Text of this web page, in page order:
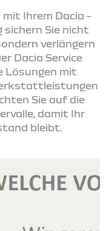
Ihrem Dacia –
sichern Sie nicht
verlängern
Dacia Service
Lösungen mit
Sie auf die
damit Ihr
bleibt.